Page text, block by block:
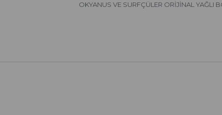
OKYANUS VE SURFÇÜLER ORİJİNAL YAĞLI